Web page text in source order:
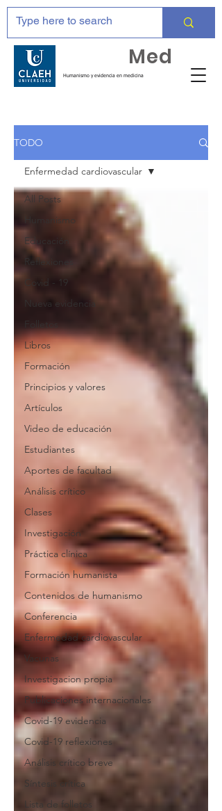
Humanismo y evidencia en medicina
Med
TODO
All Posts
Humanismo
Educación
Reflexiones
Covid - 19
Nueva evidencia
Folletos
Libros
Formación
Principios y valores
Artículos
Video de educación
Estudiantes
Aportes de facultad
Análisis crítico
Clases
Investigación
Práctica clínica
Formación humanista
Contenidos de humanismo
Conferencia
Enfermedad cardiovascular
Vacunas
Investigacion propia
Publicaciones internacionales
Covid-19 evidencia
Covid-19 reflexiones
Análisis crítico breve
Síntesis crítica
Lista de folletos
Enfermedad cardiovascular